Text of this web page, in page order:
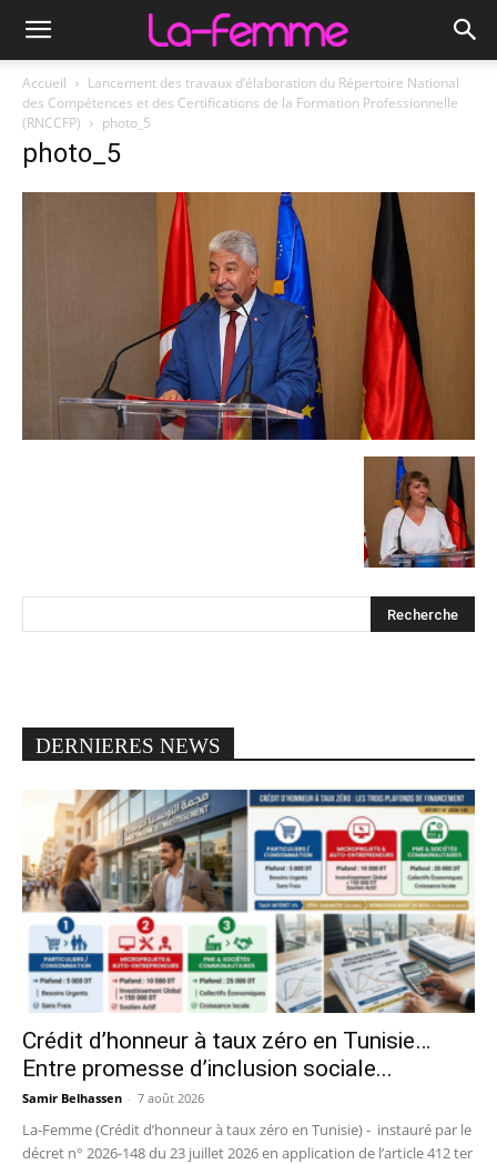
Accueil
Lancement des travaux d’élaboration du Répertoire National
des Compétences et des Certifications de la Formation Professionnelle
(RNCCFP)
photo_5
photo_5
DERNIERES NEWS
Crédit d’honneur à taux zéro en Tunisie…
Entre promesse d’inclusion sociale...
Samir Belhassen - 7 août 2026
La-Femme (Crédit d’honneur à taux zéro en Tunisie) - instauré par le
décret n° 2026-148 du 23 juillet 2026 en application de l’article 412 ter